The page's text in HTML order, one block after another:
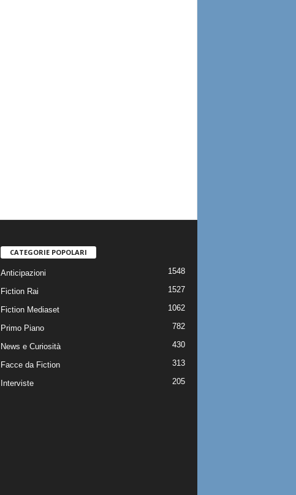
CATEGORIE POPOLARI
Anticipazioni 1548
Fiction Rai 1527
Fiction Mediaset 1062
Primo Piano 782
News e Curiosità 430
Facce da Fiction 313
Interviste 205